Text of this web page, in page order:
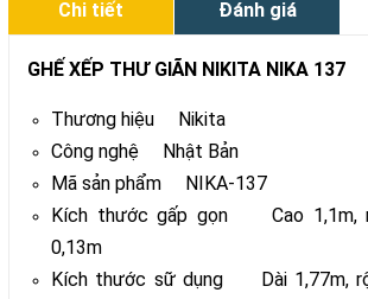
Chi tiết Đánh giá
GHẾ XẾP THƯ GIÃN NIKITA NIKA 137
Thương hiệu Nikita
Công nghệ Nhật Bản
Mã sản phẩm NIKA-137
Kích thước gấp gọn Cao 1,1m,
0,13m
Kích thước sữ dụng Dài 1,77m,